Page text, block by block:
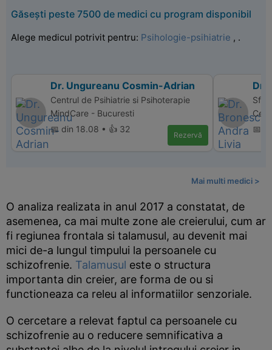
Găsești peste 7500 de medici cu program disponibil
Alege medicul potrivit pentru: Psihologie-psihiatrie , .
Dr. Ungureanu Cosmin-Adrian
Centrul de Psihiatrie si Psihoterapie
MindCare - Bucuresti
📅 din 18.08 • 👍 32
Rezervă
Dr.
📅
Mai multi medici >
O analiza realizata in anul 2017 a constatat, de
asemenea, ca mai multe zone ale creierului, cum ar
fi regiunea frontala si talamusul, au devenit mai
mici de-a lungul timpului la persoanele cu
schizofrenie. Talamusul este o structura
importanta din creier, are forma de ou si
functioneaza ca releu al informatiilor senzoriale.
O cercetare a relevat faptul ca persoanele cu
schizofrenie au o reducere semnificativa a